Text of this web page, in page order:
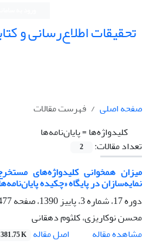
تحقیقات اطلاع‌رسانی و
صفحه اصلی
فهرست مقالات
کلیدواژه‌ها =پایان‌نامه‌ها
تعداد مقالات:
2
میزان همخوانی کلیدواژه‌های
نمایه‌سازان در پایگاه «چکیده
دوره 17، شماره 3، پاییز 1390، صفحه
494
محسن نوکاریزی، کلثوم دهقانی
مشاهده مقاله
اصل مقاله 381.75 K